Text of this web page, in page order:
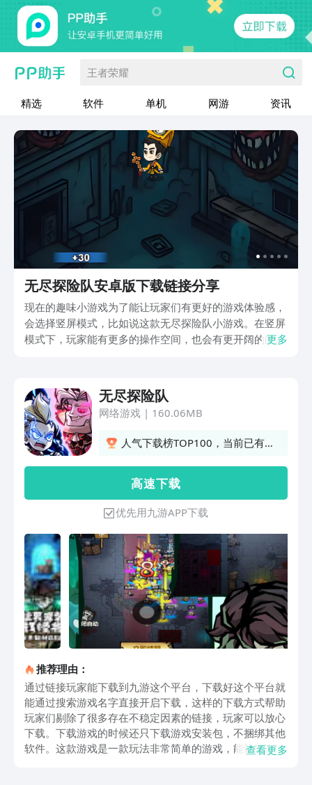
王者荣耀
精选 软件 单机 网游 资讯
无尽探险队安卓版下载链接分享
现在的趣味小游戏为了能让玩家们有更好的游戏体验感，
会选择竖屏模式，比如说这款无尽探险队小游戏。在竖屏
模式下，玩家能有更多的操作空间，也会有更开阔的的游
吧。
更多
无尽探险队
网络游戏| 160.06MB
人气下载榜TOP100，当前已有
高 速 下 载
优先用九游APP下载
推荐理由：
通过链接玩家能下载到九游这个平台，下载好这个平台就
能通过搜索游戏名字直接开启下载，这样的下载方式帮助
玩家们剔除了很多存在不稳定因素的链接，玩家可以放心
下载。下载游戏的时候还只下载游戏安装包，不捆绑其他
软件。这款游戏是一款玩法非常简单的游戏，能让玩家在
查看更多